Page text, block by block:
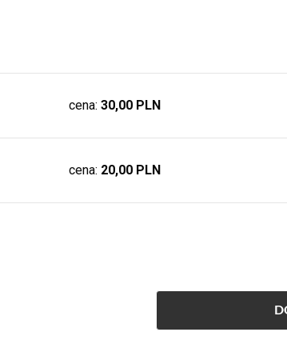
cena: 30,00 PLN
cena: 20,00 PLN